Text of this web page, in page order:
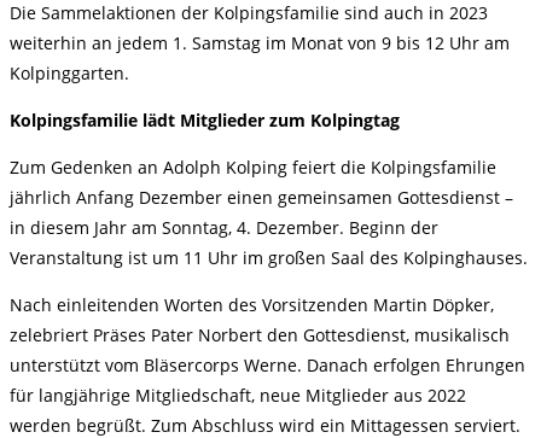
Die Sammelaktionen der Kolpingsfamilie sind auch in 2023
weiterhin an jedem 1. Samstag im Monat von 9 bis 12 Uhr am
Kolpinggarten.
Kolpingsfamilie lädt Mitglieder zum Kolpingtag
Zum Gedenken an Adolph Kolping feiert die Kolpingsfamilie
jährlich Anfang Dezember einen gemeinsamen Gottesdienst –
in diesem Jahr am Sonntag, 4. Dezember. Beginn der
Veranstaltung ist um 11 Uhr im großen Saal des Kolpinghauses.
Nach einleitenden Worten des Vorsitzenden Martin Döpker,
zelebriert Präses Pater Norbert den Gottesdienst, musikalisch
unterstützt vom Bläsercorps Werne. Danach erfolgen Ehrungen
für langjährige Mitgliedschaft, neue Mitglieder aus 2022
werden begrüßt. Zum Abschluss wird ein Mittagessen serviert.